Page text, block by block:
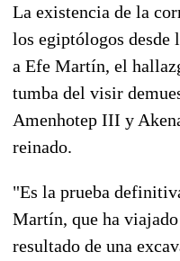
La existencia de la
los egiptólogos desde
a Efe Martín, el
tumba del visir
Amenhotep III y
reinado.
"Es la prueba
Martín, que ha viajado
resultado de una